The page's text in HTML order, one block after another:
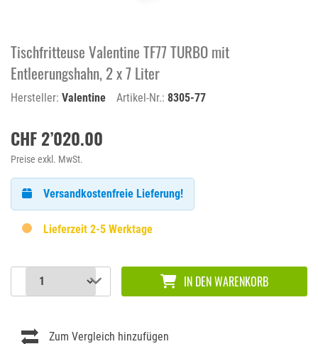
Tischfritteuse Valentine TF77 TURBO mit
Entleerungshahn, 2 x 7 Liter
Hersteller: Valentine Artikel-Nr.: 8305-77
CHF 2’020.00
Preise exkl. MwSt.
Versandkostenfreie Lieferung!
Lieferzeit 2-5 Werktage
IN DEN WARENKORB
Zum Vergleich hinzufügen